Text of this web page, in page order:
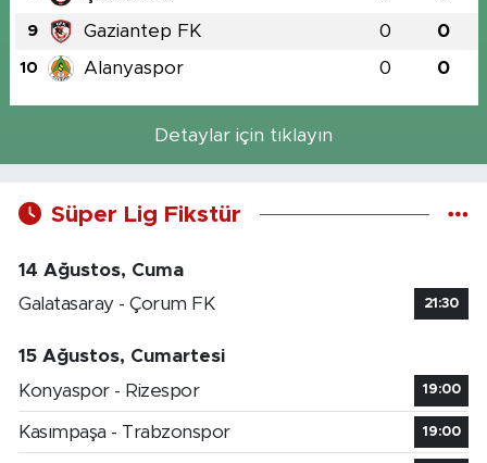
9 Gaziantep FK 0 0
10 Alanyaspor 0 0
Detaylar için tıklayın
Süper Lig Fikstür
14 Ağustos, Cuma
Galatasaray - Çorum FK
21:30
15 Ağustos, Cumartesi
Konyaspor - Rizespor
19:00
Kasımpaşa - Trabzonspor 19:00